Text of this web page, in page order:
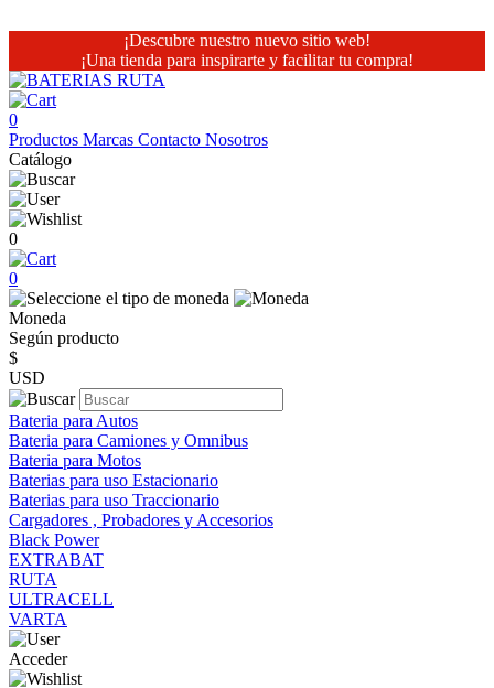
¡Descubre nuestro nuevo sitio web!
¡Una tienda para inspirarte y facilitar tu compra!
0
Productos Marcas Contacto Nosotros
Catálogo
0
0
Moneda
Según producto
$
USD
Bateria para Autos
Bateria para Camiones y Omnibus
Bateria para Motos
Baterias para uso Estacionario
Baterias para uso Traccionario
Cargadores , Probadores y Accesorios
Black Power
EXTRABAT
RUTA
ULTRACELL
VARTA
Acceder